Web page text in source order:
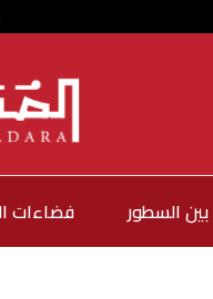
بين السطور فضاءات